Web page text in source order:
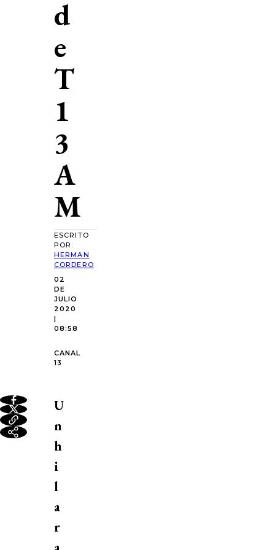
d
e
T
1
3
A
M
ESCRITO
POR:
HERMAN
CORDERO
02
DE
JULIO
2020
|
08:58
CANAL
13
U
n
h
i
l
a
r